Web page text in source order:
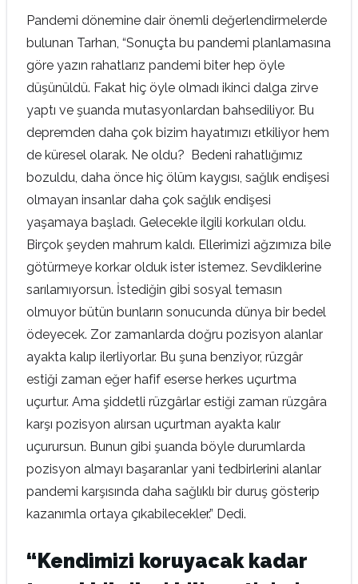
Pandemi dönemine dair önemli değerlendirmelerde
bulunan Tarhan, “Sonuçta bu pandemi planlamasına
göre yazın rahatlarız pandemi biter hep öyle
düşünüldü. Fakat hiç öyle olmadı ikinci dalga zirve
yaptı ve şuanda mutasyonlardan bahsediliyor. Bu
depremden daha çok bizim hayatımızı etkiliyor hem
de küresel olarak. Ne oldu? Bedeni rahatlığımız
bozuldu, daha önce hiç ölüm kaygısı, sağlık endişesi
olmayan insanlar daha çok sağlık endişesi
yaşamaya başladı. Gelecekle ilgili korkuları oldu.
Birçok şeyden mahrum kaldı. Ellerimizi ağzımıza bile
götürmeye korkar olduk ister istemez. Sevdiklerine
sarılamıyorsun. İstediğin gibi sosyal temasın
olmuyor bütün bunların sonucunda dünya bir bedel
ödeyecek. Zor zamanlarda doğru pozisyon alanlar
ayakta kalıp ilerliyorlar. Bu şuna benziyor, rüzgâr
estiği zaman eğer hafif eserse herkes uçurtma
uçurtur. Ama şiddetli rüzgârlar estiği zaman rüzgâra
karşı pozisyon alırsan uçurtman ayakta kalır
uçurursun. Bunun gibi şuanda böyle durumlarda
pozisyon almayı başaranlar yani tedbirlerini alanlar
pandemi karşısında daha sağlıklı bir duruş gösterip
kazanımla ortaya çıkabilecekler.” Dedi.
“Kendimizi koruyacak kadar